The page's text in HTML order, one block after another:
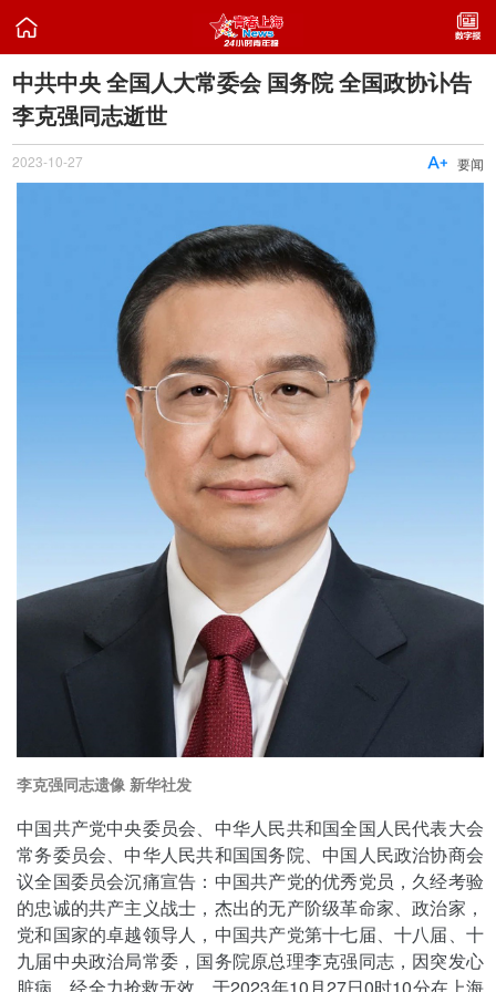

中共中央 全国人大常委会 国务院 全国政协讣告
李克强同志逝世
2023-10-27 要闻

李克强同志遗像 新华社发
中国共产党中央委员会、中华人民共和国全国人民代表大会
常务委员会、中华人民共和国国务院、中国人民政治协商会
议全国委员会沉痛宣告：中国共产党的优秀党员，久经考验
的忠诚的共产主义战士，杰出的无产阶级革命家、政治家，
党和国家的卓越领导人，中国共产党第十七届、十八届、十
九届中央政治局常委，国务院原总理李克强同志，因突发心